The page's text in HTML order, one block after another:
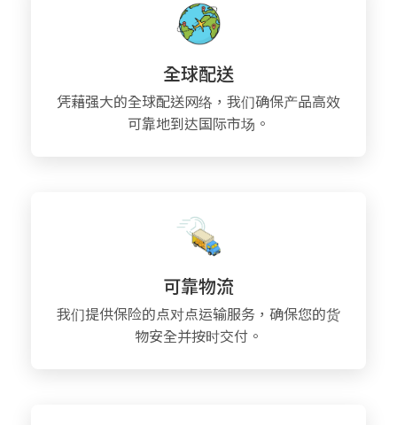
全球配送
凭藉强大的全球配送网络，我们确保产品高效
可靠地到达国际市场。
可靠物流
我们提供保险的点对点运输服务，确保您的货
物安全并按时交付。